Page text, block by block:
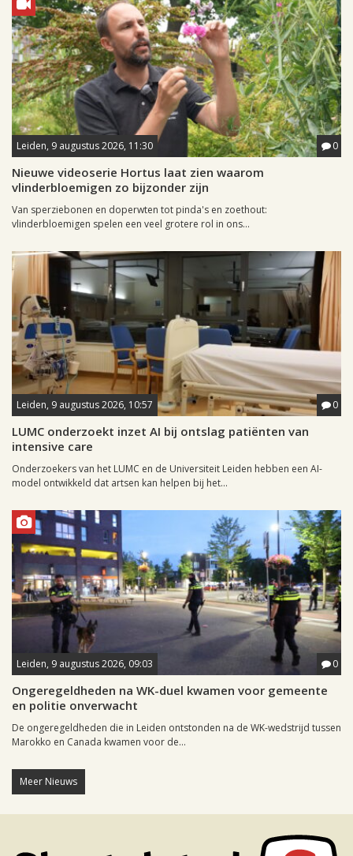
Leiden, 9 augustus 2026, 11:30 0
Nieuwe videoserie Hortus laat zien waarom
vlinderbloemigen zo bijzonder zijn
Van sperziebonen en doperwten tot pinda's en zoethout:
vlinderbloemigen spelen een veel grotere rol in ons...
Leiden, 9 augustus 2026, 10:57 0
LUMC onderzoekt inzet AI bij ontslag patiënten van
intensive care
Onderzoekers van het LUMC en de Universiteit Leiden hebben een AI-
model ontwikkeld dat artsen kan helpen bij het...
Leiden, 9 augustus 2026, 09:03 0
Ongeregeldheden na WK-duel kwamen voor gemeente
en politie onverwacht
De ongeregeldheden die in Leiden ontstonden na de WK-wedstrijd tussen
Marokko en Canada kwamen voor de...
Meer Nieuws